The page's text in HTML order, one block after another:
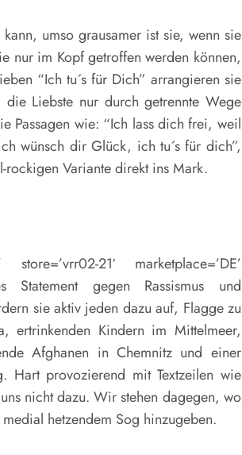
umso grausamer ist sie, wenn sie
nur im Kopf getroffen werden können,
“Ich tu´s für Dich” arrangieren sie
die Liebste nur durch getrennte Wege
Passagen wie: “Ich lass dich frei, weil
wünsch dir Glück, ich tu´s für dich”,
rockigen Variante direkt ins Mark.
store=’vrr02-21′ marketplace=’DE’
Statement gegen Rassismus und
sie aktiv jeden dazu auf, Flagge zu
ertrinkenden Kindern im Mittelmeer,
Afghanen in Chemnitz und einer
Hart provozierend mit Textzeilen wie
nicht dazu. Wir stehen dagegen, wo
hetzendem Sog hinzugeben.